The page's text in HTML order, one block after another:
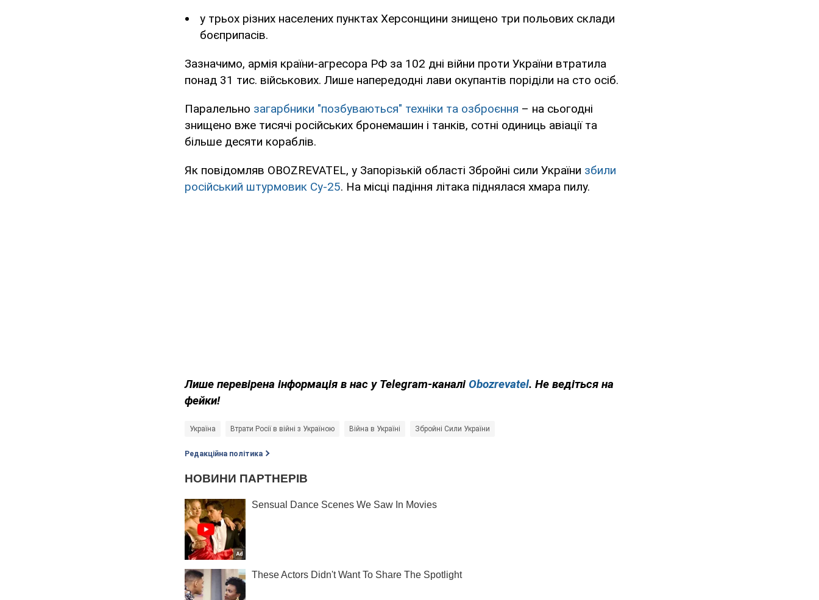
у трьох різних населених пунктах Херсонщини знищено три польових склади
боєприпасів.
Зазначимо, армія країни-агресора РФ за 102 дні війни проти України втратила
понад 31 тис. військових. Лише напередодні лави окупантів поріділи на сто осіб.
Паралельно загарбники "позбуваються" техніки та озброєння – на сьогодні
знищено вже тисячі російських бронемашин і танків, сотні одиниць авіації та
більше десяти кораблів.
Як повідомляв OBOZREVATEL, у Запорізькій області Збройні сили України збили
російський штурмовик Су-25. На місці падіння літака піднялася хмара пилу.
Лише перевірена інформація в нас у Telegram-каналі Obozrevatel. Не ведіться на
фейки!
Україна Втрати Росії в війні з Україною Війна в Україні Збройні Сили України
Редакційна політика